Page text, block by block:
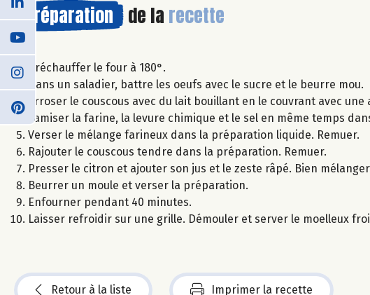
Préparation de la recette
Préchauffer le four à 180°.
Dans un saladier, battre les oeufs avec le sucre et le beurre mou.
Arroser le couscous avec du lait bouillant en le couvrant avec
Tamiser la farine, la levure chimique et le sel en même temps
Verser le mélange farineux dans la préparation liquide. Remuer.
Rajouter le couscous tendre dans la préparation. Remuer.
Presser le citron et ajouter son jus et le zeste râpé. Bien
Beurrer un moule et verser la préparation.
Enfourner pendant 40 minutes.
Laisser refroidir sur une grille. Démouler et server le moelleux
Retour à la liste Imprimer la recette